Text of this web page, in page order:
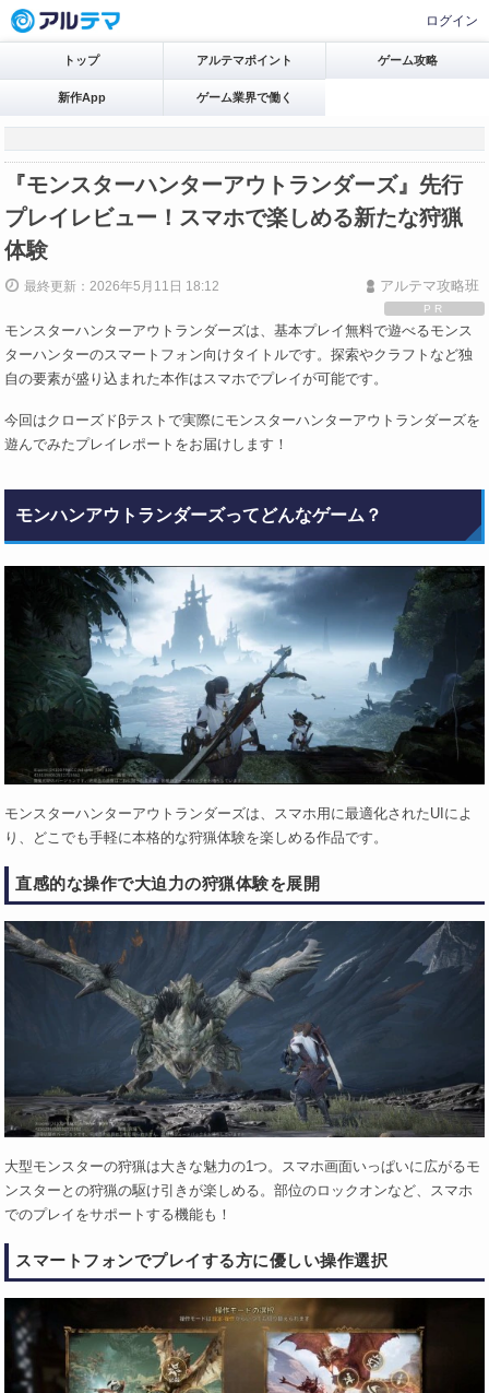
ログイン
トップ アルテマポイント ゲーム攻略
新作App ゲーム業界で働く
『モンスターハンターアウトランダーズ』先行
プレイレビュー！スマホで楽しめる新たな狩猟
体験
アルテマ攻略班
最終更新：2026年5月11日 18:12
PR
モンスターハンターアウトランダーズは、基本プレイ無料で遊べるモンス
ターハンターのスマートフォン向けタイトルです。探索やクラフトなど独
自の要素が盛り込まれた本作はスマホでプレイが可能です。
今回はクローズドβテストで実際にモンスターハンターアウトランダーズを
遊んでみたプレイレポートをお届けします！
モンハンアウトランダーズってどんなゲーム？
モンスターハンターアウトランダーズは、スマホ用に最適化されたUIによ
り、どこでも手軽に本格的な狩猟体験を楽しめる作品です。
直感的な操作で大迫力の狩猟体験を展開
大型モンスターの狩猟は大きな魅力の1つ。スマホ画面いっぱいに広がるモ
ンスターとの狩猟の駆け引きが楽しめる。部位のロックオンなど、スマホ
でのプレイをサポートする機能も！
スマートフォンでプレイする方に優しい操作選択